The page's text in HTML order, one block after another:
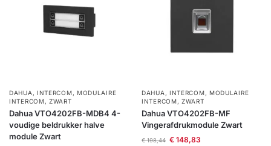
DAHUA , INTERCOM, MODULAIRE
INTERCOM,ZWART
Dahua VTO4202FB-MDB4 4-
voudige beldrukker halve
module Zwart
DAHUA , INTERCOM, MODULAIRE
INTERCOM,ZWART
Dahua VTO4202FB-MF
Vingerafdrukmodule Zwart
€198,44 €148,83